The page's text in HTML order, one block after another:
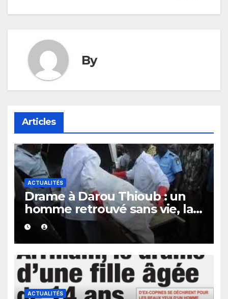
By
Articles
ACTUALITÉS
Drame à Darou Thioub : un
homme retrouvé sans vie, la
présence de traces de sang
alimente les premières
investigations.
ACTUALITÉS